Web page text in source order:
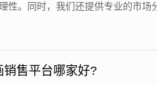
性。同时，我们还提供专业的市场
销售平台哪家好?